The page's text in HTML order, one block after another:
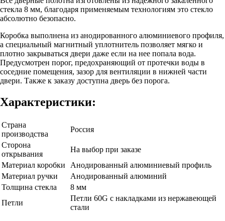
стекла 8 мм, благодаря применяемым технологиям это стекло
абсолютно безопасно.
Коробка выполнена из анодированного алюминиевого профиля,
а специальный магнитный уплотнитель позволяет мягко и
плотно закрываться двери даже если на нее попала вода.
Предусмотрен порог, предохраняющий от протечки воды в
соседние помещения, зазор для вентиляции в нижней части
двери. Также к заказу доступна дверь без порога.
Характеристики:
Страна
производства
Россия
Сторона
открывания
На выбор при заказе
Материал коробки
Анодированный алюминиевый профиль
Материал ручки
Анодированный алюминий
Толщина стекла
8 мм
Петли
Петли 60G c накладками из нержавеющей
стали